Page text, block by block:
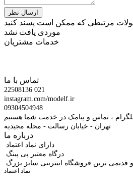
مرتبطی که ممکن است پسند کنید
موردی یافت نشد
خدمات مشتریان
تماس با ما
22508136 021
instagram.com/modelf.ir
09304504948
تلگرام ، تماس و پیامک در خدمت شما هستیم
تهران - خیابان رسالت - محله مجیدیه
درباره ما
دارای نماد اعتماد
درگاه معتبر پی پینگ
و قدیمی ترین فروشگاه اینترنتی سایز بزرگ
نماد اعتماد